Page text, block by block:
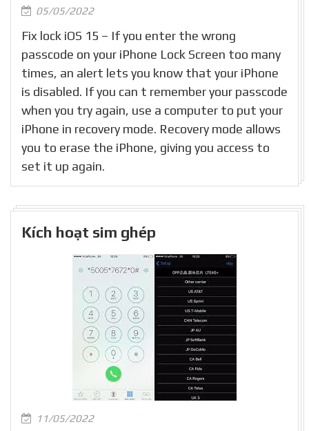
05/05/2022
Fix lock iOS 15 – If you enter the wrong
passcode on your iPhone Lock Screen too many
times, an alert lets you know that your iPhone
is disabled. If you can t remember your passcode
when you try again, use a computer to put your
iPhone in recovery mode. Recovery mode allows
you to erase the iPhone, giving you access to
set it up again.
Kích hoạt sim ghép
11/05/2022